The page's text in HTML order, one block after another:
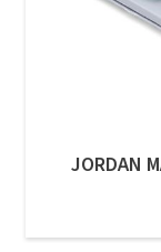
JORDAN